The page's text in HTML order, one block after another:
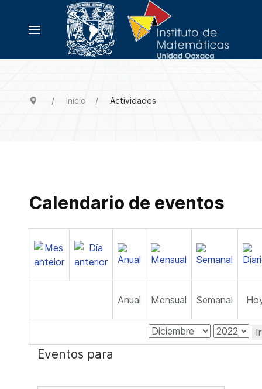
Inicio Actividades
Calendario de eventos
Anual Mensual Semanal
Eventos para